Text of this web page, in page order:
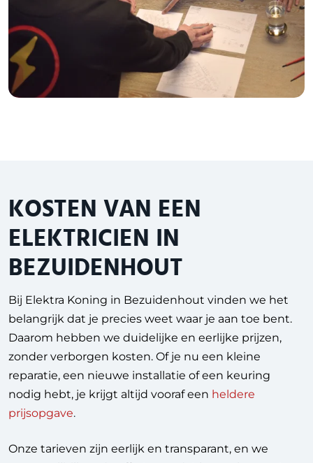
KOSTEN VAN EEN
ELEKTRICIEN IN
BEZUIDENHOUT
Bij Elektra Koning in Bezuidenhout vinden we het
belangrijk dat je precies weet waar je aan toe bent.
Daarom hebben we duidelijke en eerlijke prijzen,
zonder verborgen kosten. Of je nu een kleine
reparatie, een nieuwe installatie of een keuring
nodig hebt, je krijgt altijd vooraf een heldere
prijsopgave.
Onze tarieven zijn eerlijk en transparant, en we